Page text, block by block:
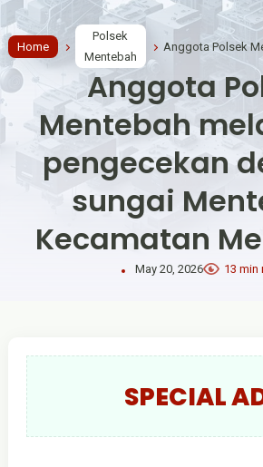
Home
Polsek
Mentebah
Anggota
Mentebah
pengecekan
sungai
Kecamatan
May 20, 2026 13 min
SPECIAL